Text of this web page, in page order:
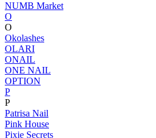
NUMB Market
O
O
Okolashes
OLARI
ONAIL
ONE NAIL
OPTION
P
P
Patrisa Nail
Pink House
Pixie Secrets